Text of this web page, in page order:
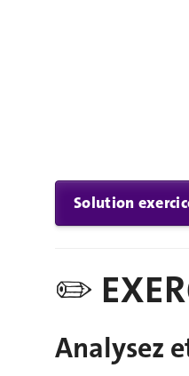
Solution
✏️
Analysez